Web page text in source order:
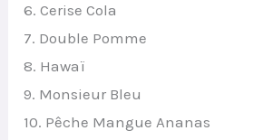
6. Cerise Cola
7. Double Pomme
8. Hawaï
9. Monsieur Bleu
10. Pêche Mangue Ananas